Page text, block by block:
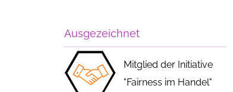
Ausgezeichnet
Mitglied der Initiative
"Fairness im Handel"